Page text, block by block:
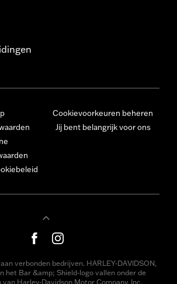
Cookievoorkeuren beheren
Jij bent belangrijk voor ons
verbonden bedrijven. HARLEY-DAVIDSON,
het Bar &amp; Shield-logo vallen onder de
van Harley-Davidson Motor Company, Inc.